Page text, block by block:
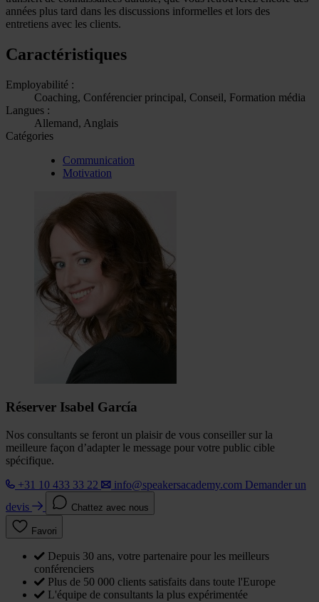
années plus tard dans les discussions informelles et lors des
entretiens avec les clients.
Caractéristiques
Employabilité :
Coaching, Conférencier principal, Conseil, Formation média
Langues :
Allemand, Anglais
Catégories
Communication
Motivation
Réserver Isabel García
Nos consultants se feront un plaisir de vous conseiller sur la
meilleure façon d’adapter le message pour votre public cible
spécifique.
+31 10 433 33 22
info@speakersacademy.com Demander un
devis
Chattez avec nous
Favori
Depuis 30 ans, votre partenaire pour les meilleurs
conférenciers
Plus de 50 000 clients satisfaits dans toute l'Europe
L'équipe de consultants la plus expérimentée